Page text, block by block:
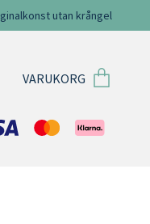
utan krångel
VARUKORG